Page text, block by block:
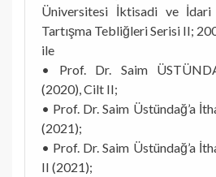
Üniversitesi İktisadi ve
Tartışma Tebliğleri Serisi II;
ile
• Prof. Dr. Saim
(2020), Cilt II;
• Prof. Dr. Saim Üstündağ’a
(2021);
• Prof. Dr. Saim Üstündağ’a
II (2021);